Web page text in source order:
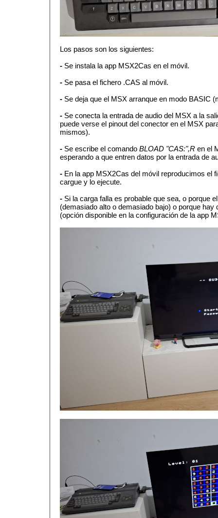
Los pasos son los siguientes:
- Se instala la app MSX2Cas en el móvil.
- Se pasa el fichero .CAS al móvil.
- Se deja que el MSX arranque en modo BASIC
- Se conecta la entrada de audio del MSX a la
puede verse el pinout del conector en el MSX
mismos).
- Se escribe el comando BLOAD "CAS:",R en el
esperando a que entren datos por la entrada de
- En la app MSX2Cas del móvil reproducimos el
cargue y lo ejecute.
- Si la carga falla es probable que sea, o porque
(demasiado alto o demasiado bajo) o porque hay
(opción disponible en la configuración de la app